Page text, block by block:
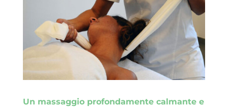
Un massaggio profondamente calmante e